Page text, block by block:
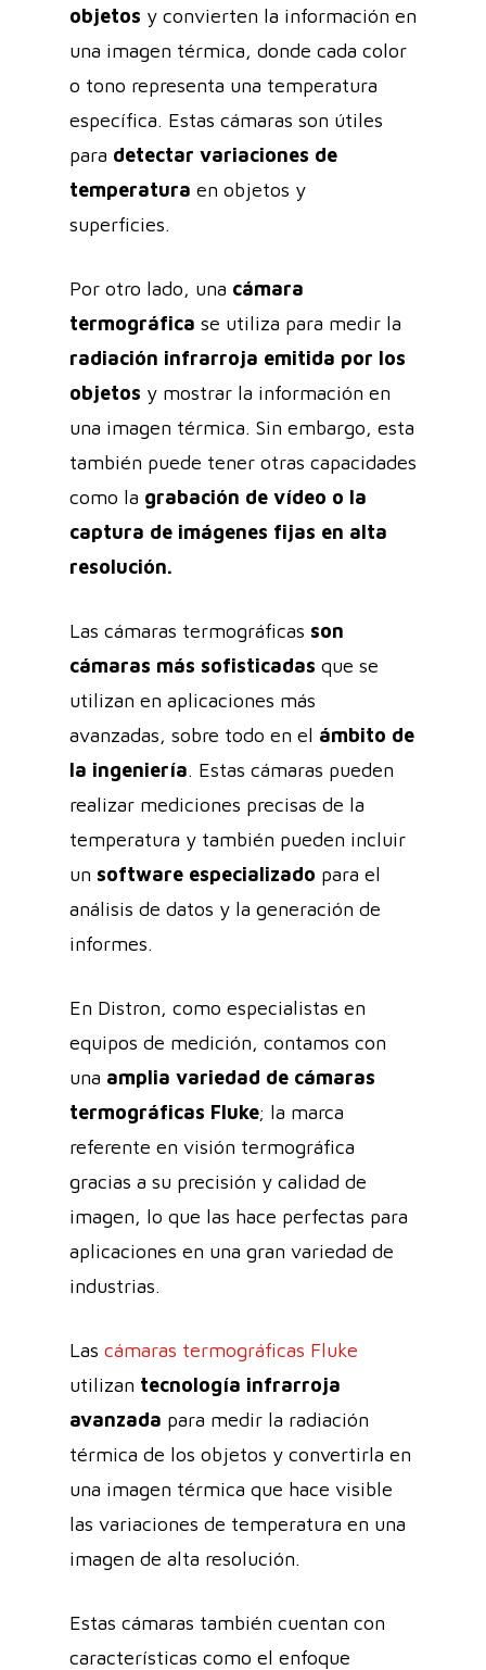
objetos y convierten la información en
una imagen térmica, donde cada color
o tono representa una temperatura
específica. Estas cámaras son útiles
para detectar variaciones de
temperatura en objetos y
superficies.
Por otro lado, una cámara
termográfica se utiliza para medir la
radiación infrarroja emitida por los
objetos y mostrar la información en
una imagen térmica. Sin embargo, esta
también puede tener otras capacidades
como la grabación de vídeo o la
captura de imágenes fijas en alta
resolución.
Las cámaras termográficas son
cámaras más sofisticadas que se
utilizan en aplicaciones más
avanzadas, sobre todo en el ámbito de
la ingeniería. Estas cámaras pueden
realizar mediciones precisas de la
temperatura y también pueden incluir
un software especializado para el
análisis de datos y la generación de
informes.
En Distron, como especialistas en
equipos de medición, contamos con
una amplia variedad de cámaras
termográficas Fluke; la marca
referente en visión termográfica
gracias a su precisión y calidad de
imagen, lo que las hace perfectas para
aplicaciones en una gran variedad de
industrias.
Las cámaras termográficas Fluke
utilizan tecnología infrarroja
avanzada para medir la radiación
térmica de los objetos y convertirla en
una imagen térmica que hace visible
las variaciones de temperatura en una
imagen de alta resolución.
Estas cámaras también cuentan con
características como el enfoque